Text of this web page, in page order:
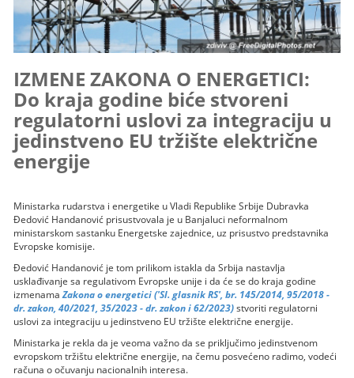
IZMENE ZAKONA O ENERGETICI:
Do kraja godine biće stvoreni
regulatorni uslovi za integraciju u
jedinstveno EU tržište električne
energije
Ministarka rudarstva i energetike u Vladi Republike Srbije Dubravka
Đedović Handanović prisustvovala je u Banjaluci neformalnom
ministarskom sastanku Energetske zajednice, uz prisustvo predstavnika
Evropske komisije.
Đedović Handanović je tom prilikom istakla da Srbija nastavlja
usklađivanje sa regulativom Evropske unije i da će se do kraja godine
izmenama Zakona o energetici ('Sl. glasnik RS', br. 145/2014, 95/2018 -
dr. zakon, 40/2021, 35/2023 - dr. zakon i 62/2023)stvoriti regulatorni
uslovi za integraciju u jedinstveno EU tržište električne energije.
Ministarka je rekla da je veoma važno da se priključimo jedinstvenom
evropskom tržištu električne energije, na čemu posvećeno radimo, vodeći
računa o očuvanju nacionalnih interesa.